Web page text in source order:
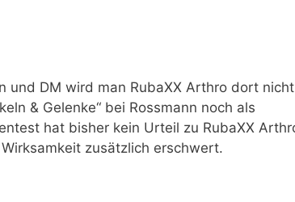
und DM wird man RubaXX Arthro dort nicht
& Gelenke“ bei Rossmann noch als
hat bisher kein Urteil zu RubaXX
zusätzlich erschwert.